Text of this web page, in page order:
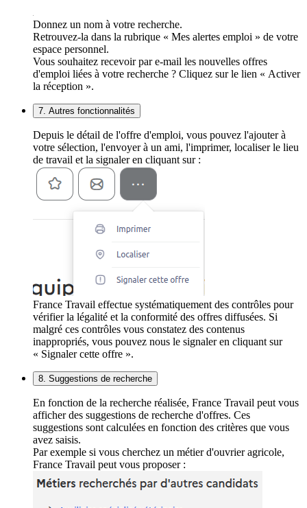
Donnez un nom à votre recherche.
Retrouvez-la dans la rubrique « Mes alertes emploi » de votre
espace personnel.
Vous souhaitez recevoir par e-mail les nouvelles offres
d'emploi liées à votre recherche ? Cliquez sur le lien « Activer
la réception ».
7. Autres fonctionnalités
Depuis le détail de l'offre d'emploi, vous pouvez l'ajouter à
votre sélection, l'envoyer à un ami, l'imprimer, localiser le lieu
de travail et la signaler en cliquant sur :
France Travail effectue systématiquement des contrôles pour
vérifier la légalité et la conformité des offres diffusées. Si
malgré ces contrôles vous constatez des contenus
inappropriés, vous pouvez nous le signaler en cliquant sur
« Signaler cette offre ».
8. Suggestions de recherche
En fonction de la recherche réalisée, France Travail peut vous
afficher des suggestions de recherche d'offres. Ces
suggestions sont calculées en fonction des critères que vous
avez saisis.
Par exemple si vous cherchez un métier d'ouvrier agricole,
France Travail peut vous proposer :